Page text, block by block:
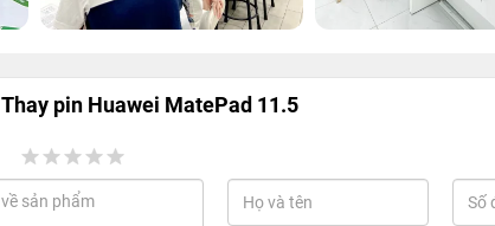
Thay pin Huawei MatePad 11.5